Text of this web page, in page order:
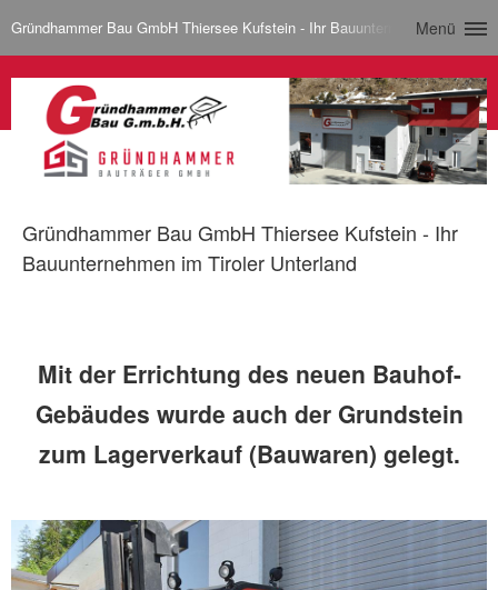
Gründhammer Bau GmbH Thiersee Kufstein - Ihr Bauunternehmen im
Menü
Gründhammer Bau GmbH Thiersee Kufstein - Ihr
Bauunternehmen im Tiroler Unterland
Mit der Errichtung des neuen Bauhof-
Gebäudes wurde auch der Grundstein
zum Lagerverkauf (Bauwaren) gelegt.